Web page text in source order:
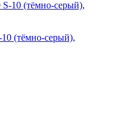
(тёмно-серый),